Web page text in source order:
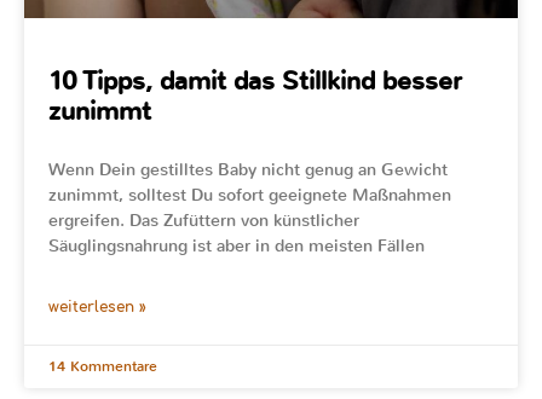
10 Tipps, damit das Stillkind besser
zunimmt
Wenn Dein gestilltes Baby nicht genug an Gewicht
zunimmt, solltest Du sofort geeignete Maßnahmen
ergreifen. Das Zufüttern von künstlicher
Säuglingsnahrung ist aber in den meisten Fällen
weiterlesen »
14 Kommentare